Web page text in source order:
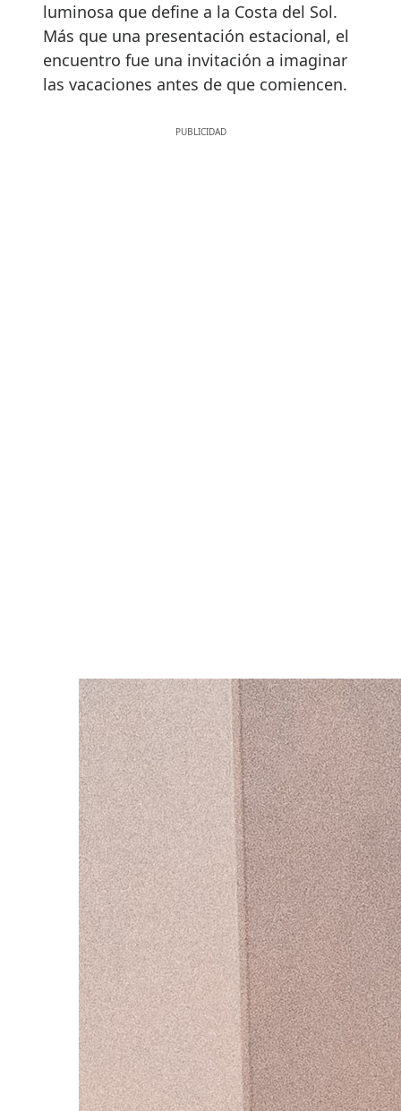
luminosa que define a la Costa del Sol.
Más que una presentación estacional, el
encuentro fue una invitación a imaginar
las vacaciones antes de que comiencen.